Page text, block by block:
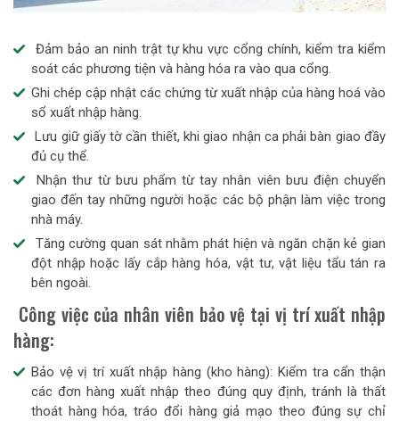
Đảm bảo an ninh trật tự khu vực cổng chính, kiểm tra kiểm
soát các phương tiện và hàng hóa ra vào qua cổng.
Ghi chép cập nhật các chứng từ xuất nhập của hàng hoá vào
sổ xuất nhập hàng.
Lưu giữ giấy tờ cần thiết, khi giao nhận ca phải bàn giao đầy
đủ cụ thể.
Nhận thư từ bưu phẩm từ tay nhân viên bưu điện chuyển
giao đến tay những người hoặc các bộ phận làm việc trong
nhà máy.
Tăng cường quan sát nhằm phát hiện và ngăn chặn kẻ gian
đột nhập hoặc lấy cắp hàng hóa, vật tư, vật liệu tẩu tán ra
bên ngoài.
Công việc của nhân viên bảo vệ tại vị trí xuất nhập
hàng:
Bảo vệ vị trí xuất nhập hàng (kho hàng): Kiểm tra cẩn thận
các đơn hàng xuất nhập theo đúng quy định, tránh là thất
thoát hàng hóa, tráo đổi hàng giả mạo theo đúng sự chỉ